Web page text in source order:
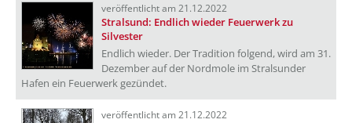
veröffentlicht am 21.12.2022
Stralsund: Endlich wieder Feuerwerk zu
Silvester
Endlich wieder. Der Tradition folgend, wird am 31.
Dezember auf der Nordmole im Stralsunder
Hafen ein Feuerwerk gezündet.
veröffentlicht am 21.12.2022